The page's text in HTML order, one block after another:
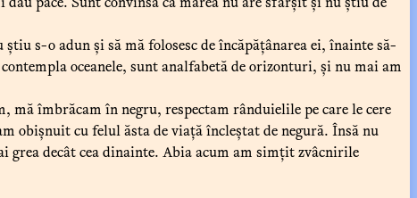
s-o adun și să mă folosesc de încăpățânarea ei, înainte să-
oceanele, sunt analfabetă de orizonturi, și nu mai am
mă îmbrăcam în negru, respectam rânduielile pe care le cere
obișnuit cu felul ăsta de viață încleștat de negură. Însă nu
grea decât cea dinainte. Abia acum am simțit zvâcnirile